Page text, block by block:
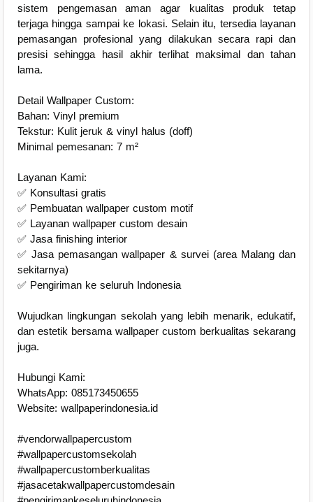
sistem pengemasan aman agar kualitas produk tetap
terjaga hingga sampai ke lokasi. Selain itu, tersedia layanan
pemasangan profesional yang dilakukan secara rapi dan
presisi sehingga hasil akhir terlihat maksimal dan tahan
lama.
Detail Wallpaper Custom:
Bahan: Vinyl premium
Tekstur: Kulit jeruk & vinyl halus (doff)
Minimal pemesanan: 7 m²
Layanan Kami:
✅ Konsultasi gratis
✅ Pembuatan wallpaper custom motif
✅ Layanan wallpaper custom desain
✅ Jasa finishing interior
✅ Jasa pemasangan wallpaper & survei (area Malang dan
sekitarnya)
✅ Pengiriman ke seluruh Indonesia
Wujudkan lingkungan sekolah yang lebih menarik, edukatif,
dan estetik bersama wallpaper custom berkualitas sekarang
juga.
Hubungi Kami:
WhatsApp: 085173450655
Website: wallpaperindonesia.id
#vendorwallpapercustom
#wallpapercustomsekolah
#wallpapercustomberkualitas
#jasacetakwallpapercustomdesain